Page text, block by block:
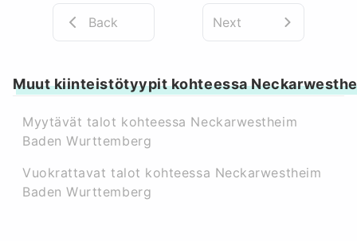
Back Next
Muut kiinteistötyypit kohteessa
Myytävät talot kohteessa Neckarwestheim
Baden Wurttemberg
Vuokrattavat talot kohteessa Neckarwestheim
Baden Wurttemberg